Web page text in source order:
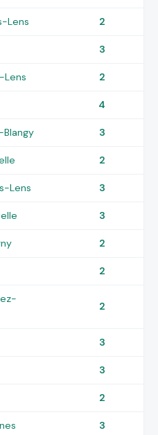
Lens 2
3
Lens 2
4
3
2
Lens 3
3
2
2
2
3
3
2
3